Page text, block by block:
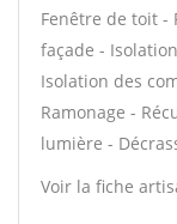
Fenêtre de toit -
façade -
Isolation des
Ramonage -
lumière -
Voir la fiche